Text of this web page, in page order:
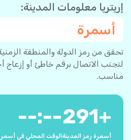
إريتريا معلومات المدينة:
أسمرة
تحقق من رمز الدولة والمنطقة
لتجنب الاتصال برقم خاطئ أو
مناسب.
+
291
أسمرة رمز المدينة
--:--
الوقت المحلي في